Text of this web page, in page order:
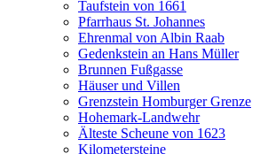
Taufstein von 1661
Pfarrhaus St. Johannes
Ehrenmal von Albin Raab
Gedenkstein an Hans Müller
Brunnen Fußgasse
Häuser und Villen
Grenzstein Homburger Grenze
Hohemark-Landwehr
Älteste Scheune von 1623
Kilometersteine